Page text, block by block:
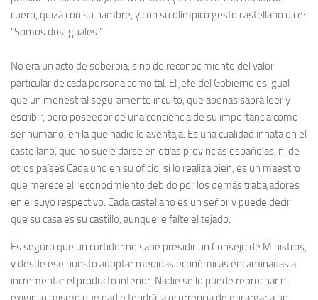
cuero, quizá con su hambre, y con su olímpico gesto castellano dice:
“Somos dos iguales.”
No era un acto de soberbia, sino de reconocimiento del valor
particular de cada persona como tal. El jefe del Gobierno es igual
que un menestral seguramente inculto, que apenas sabrá leer y
escribir, pero poseedor de una conciencia de su importancia como
ser humano, en la que nadie le aventaja. Es una cualidad innata en el
castellano, que no suele darse en otras provincias españolas, ni de
otros países Cada uno en su oficio, si lo realiza bien, es un maestro
que merece el reconocimiento debido por los demás trabajadores
en el suyo respectivo. Cada castellano es un señor y puede decir
que su casa es su castillo, aunque le falte el tejado.
Es seguro que un curtidor no sabe presidir un Consejo de Ministros,
y desde ese puesto adoptar medidas económicas encaminadas a
incrementar el producto interior. Nadie se lo puede reprochar ni